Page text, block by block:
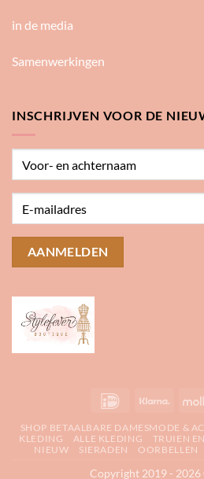
in de media
Samenwerkingen
INSCHRIJVEN VOOR DE
IDeal Klarna
SHOP BETAALBARE DAMESMODE &
KLEDING
ALLE KLEDING TRUIEN
NIEUW
SIERADEN OORBELLEN
Copyright 2019 -